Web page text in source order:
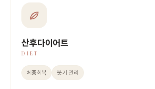
산후다이어트
DIET
체중회복 붓기 관리